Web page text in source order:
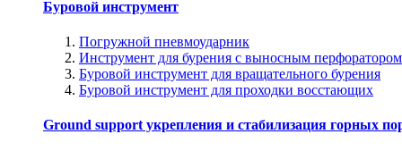
Буровой инструмент
Погружной пневмоударник
Инструмент для бурения с выносным перфоратором
Буровой инструмент для вращательного бурения
Буровой инструмент для проходки восстающих
Ground support укрепления и стабилизация горных